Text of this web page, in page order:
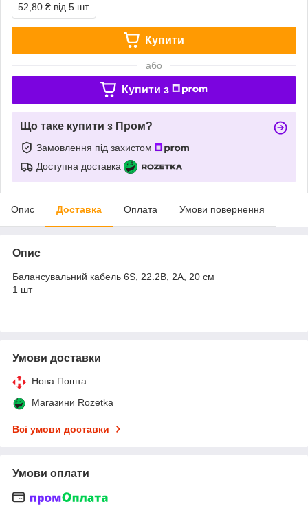
52,80 ₴ від 5 шт.
Купити
або
Купити з
Що таке купити з Пром?
Замовлення під захистом
Доступна доставка
Опис Доставка Оплата Умови повернення
Опис
Балансувальний кабель 6S, 22.2В, 2А, 20 см
1 шт
Умови доставки
Нова Пошта
Магазини Rozetka
Всі умови доставки
Умови оплати